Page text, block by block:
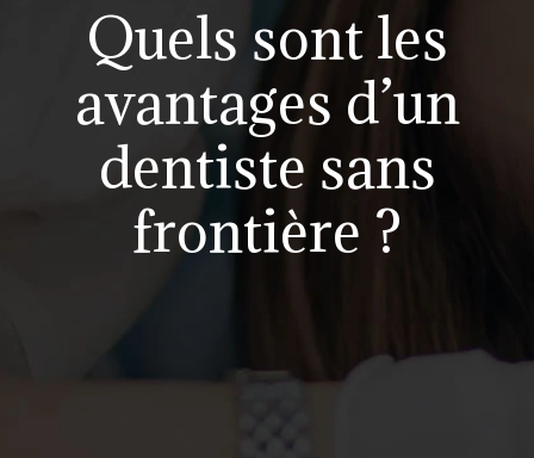
Quels sont les
avantages d’un
dentiste sans
frontière ?